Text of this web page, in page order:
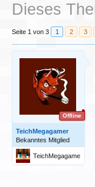
Dieses
Seite 1 von 3 1 2 3
Offline
TeichMegagamer
Bekanntes Mitglied
TeichMegagame
r